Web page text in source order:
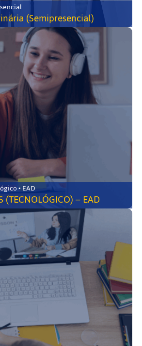
(Semipresencial)
Bambuí-MG • Tecnológico • EAD
(TECNOLÓGICO) – EAD